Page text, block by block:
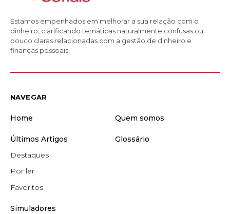
Estamos empenhados em melhorar a sua relação com o
dinheiro, clarificando temáticas naturalmente confusas ou
pouco claras relacionadas com a gestão de dinheiro e
finanças pessoais.
NAVEGAR
Home Quem somos
Últimos Artigos
Destaques
Por ler
Favoritos
Glossário
Simuladores